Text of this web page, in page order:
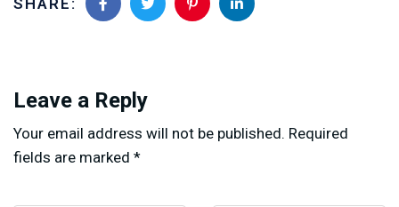
Leave a Reply
Your email address will not be published. Required
fields are marked *